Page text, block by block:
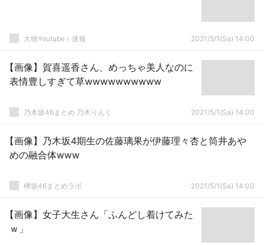
大物Youtubeｒ速報 2021/5/1(Sa) 14:00
【画像】賀喜遥香さん、めっちゃ美人なのに
表情豊しすぎて草wwwwwwwwww
乃木坂46まとめ 乃木りんく 2021/5/1(Sa) 14:00
【画像】乃木坂4期生の佐藤璃果が伊藤理々杏と筒井あや
めの融合体www
欅坂46まとめラボ 2021/5/1(Sa) 14:00
【画像】女子大生さん「ふんどし着けてみた
ｗ」